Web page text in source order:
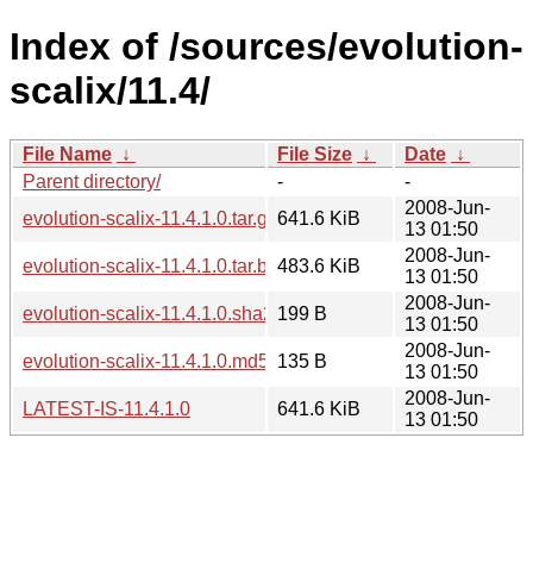
Index of /sources/evolution-
scalix/11.4/
File Name ↓ File Size ↓ Date ↓
Parent directory/
-
-
evolution-scalix-11.4.1.0.tar.gz 641.6 KiB
2008-Jun-
13 01:50
evolution-scalix-11.4.1.0.tar.bz2483.6 KiB
2008-Jun-
13 01:50
evolution-scalix-11.4.1.0.sha256sum
199 B
2008-Jun-
13 01:50
evolution-scalix-11.4.1.0.md5sum135 B
2008-Jun-
13 01:50
LATEST-IS-11.4.1.0
641.6 KiB
2008-Jun-
13 01:50